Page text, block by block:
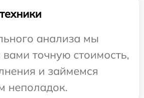
анализа мы
вами точную стоимость,
и займемся
неполадок.